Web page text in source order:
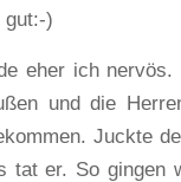
gut:-)
eher ich
und die
Juckte
tat er. So gingen